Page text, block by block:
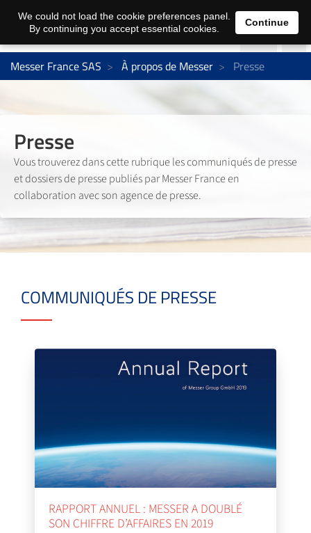
Messer France SAS À propos de Messer Presse
Presse
Vous trouverez dans cette rubrique les communiqués de presse
et dossiers de presse publiés par Messer France en
collaboration avec son agence de presse.
COMMUNIQUÉS DE PRESSE
RAPPORT ANNUEL : MESSER A DOUBLÉ
SON CHIFFRE D’AFFAIRES EN 2019
We could not load the cookie preferences panel.
By continuing you accept essential cookies.
Continue